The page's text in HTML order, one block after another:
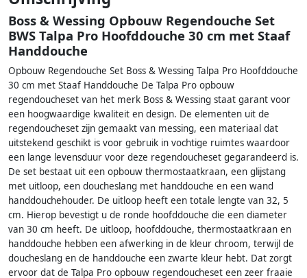
Boss & Wessing Opbouw Regendouche Set
BWS Talpa Pro Hoofddouche 30 cm met Staaf
Handdouche
Opbouw Regendouche Set Boss & Wessing Talpa Pro Hoofddouche
30 cm met Staaf Handdouche De Talpa Pro opbouw
regendoucheset van het merk Boss & Wessing staat garant voor
een hoogwaardige kwaliteit en design. De elementen uit de
regendoucheset zijn gemaakt van messing, een materiaal dat
uitstekend geschikt is voor gebruik in vochtige ruimtes waardoor
een lange levensduur voor deze regendoucheset gegarandeerd is.
De set bestaat uit een opbouw thermostaatkraan, een glijstang
met uitloop, een doucheslang met handdouche en een wand
handdouchehouder. De uitloop heeft een totale lengte van 32, 5
cm. Hierop bevestigt u de ronde hoofddouche die een diameter
van 30 cm heeft. De uitloop, hoofddouche, thermostaatkraan en
handdouche hebben een afwerking in de kleur chroom, terwijl de
doucheslang en de handdouche een zwarte kleur hebt. Dat zorgt
ervoor dat de Talpa Pro opbouw regendoucheset een zeer fraaie